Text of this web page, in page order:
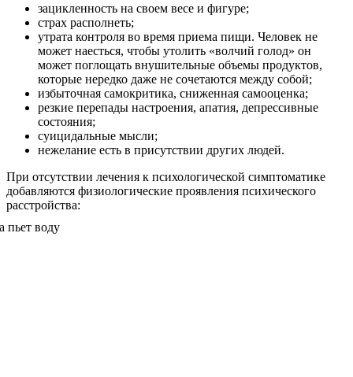
зацикленность на своем весе и фигуре;
страх располнеть;
утрата контроля во время приема пищи. Человек не
может наесться, чтобы утолить «волчий голод» он
может поглощать внушительные объемы продуктов,
которые нередко даже не сочетаются между собой;
избыточная самокритика, сниженная самооценка;
резкие перепады настроения, апатия, депрессивные
состояния;
суицидальные мысли;
нежелание есть в присутствии других людей.
При отсутствии лечения к психологической симптоматике
добавляются физиологические проявления психического
расстройства: